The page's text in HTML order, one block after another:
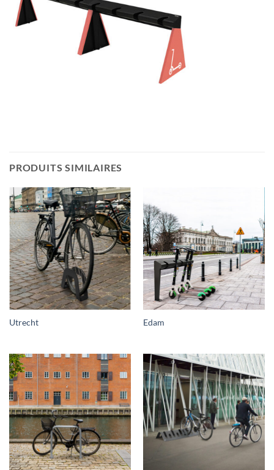
PRODUITS SIMILAIRES
Utrecht Edam